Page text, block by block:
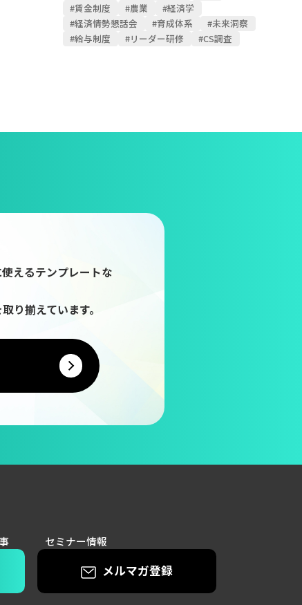
#賃金制度
#農業
#経済学
#経済情勢懇話会
#育成体系
#未来洞察
#給与制度
#リーダー研修 #CS調査
えるテンプレートな
り揃えています。
セミナー情報
メルマガ登録